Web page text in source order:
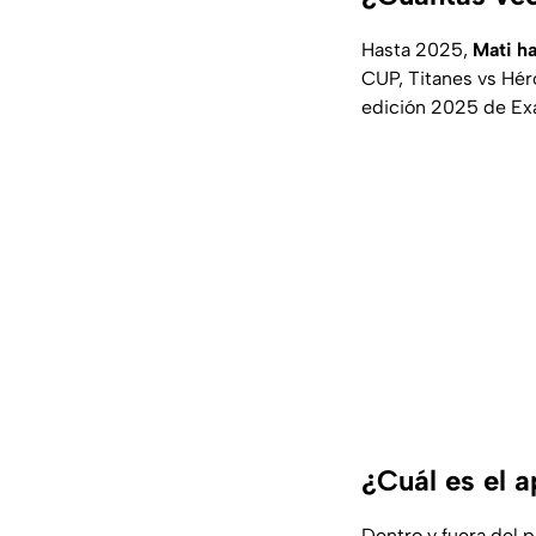
Hasta 2025, Mati
CUP, Titanes vs
edición 2025 de
¿Cuál es el